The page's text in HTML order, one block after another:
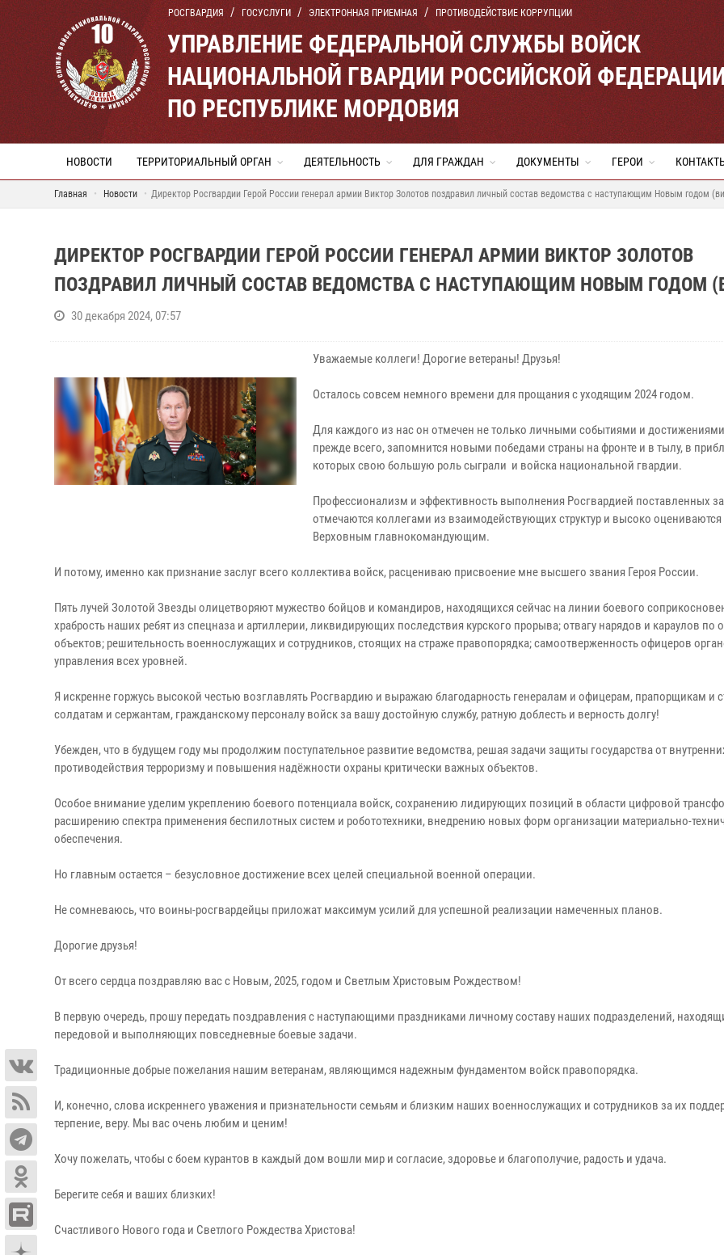
РОСГВАРДИЯ ГОСУСЛУГИ ЭЛЕКТРОННАЯ ПРИЕМНАЯ ПРОТИВОДЕЙСТВИЕ КОРРУПЦИИ
УПРАВЛЕНИЕ ФЕДЕРАЛЬНОЙ СЛУЖБЫ ВОЙСК
НАЦИОНАЛЬНОЙ ГВАРДИИ РОССИЙСКОЙ
ПО РЕСПУБЛИКЕ МОРДОВИЯ
НОВОСТИ ТЕРРИТОРИАЛЬНЫЙ ОРГАН ДЕЯТЕЛЬНОСТЬ ДЛЯ ГРАЖДАН ДОКУМЕНТЫ ГЕРОИ
Главная Новости Директор Росгвардии Герой России генерал армии Виктор Золотов поздравил личный состав ведомства с наступающим Новым годом
ДИРЕКТОР РОСГВАРДИИ ГЕРОЙ РОССИИ ГЕНЕРАЛ АРМИИ ВИКТОР ЗОЛОТОВ
ПОЗДРАВИЛ ЛИЧНЫЙ СОСТАВ ВЕДОМСТВА С НАСТУПАЮЩИМ НОВЫМ ГОДОМ
30 декабря 2024, 07:57
Уважаемые коллеги! Дорогие ветераны! Друзья!
Осталось совсем немного времени для прощания с уходящим 2024 годом.
Для каждого из нас он отмечен не только личными событиями и
прежде всего, запомнится новыми победами страны на фронте и в тылу, в
которых свою большую роль сыграли и войска национальной гвардии.
Профессионализм и эффективность выполнения Росгвардией поставленных
отмечаются коллегами из взаимодействующих структур и высоко оцениваются
Верховным главнокомандующим.
И потому, именно как признание заслуг всего коллектива войск, расцениваю присвоение мне высшего звания Героя России.
Пять лучей Золотой Звезды олицетворяют мужество бойцов и командиров, находящихся сейчас на линии боевого
храбрость наших ребят из спецназа и артиллерии, ликвидирующих последствия курского прорыва; отвагу нарядов и караулов по
объектов; решительность военнослужащих и сотрудников, стоящих на страже правопорядка; самоотверженность офицеров
управления всех уровней.
Я искренне горжусь высокой честью возглавлять Росгвардию и выражаю благодарность генералам и офицерам, прапорщикам и
солдатам и сержантам, гражданскому персоналу войск за вашу достойную службу, ратную доблесть и верность долгу!
Убежден, что в будущем году мы продолжим поступательное развитие ведомства, решая задачи защиты государства от
противодействия терроризму и повышения надёжности охраны критически важных объектов.
Особое внимание уделим укреплению боевого потенциала войск, сохранению лидирующих позиций в области цифровой
расширению спектра применения беспилотных систем и робототехники, внедрению новых форм организации материально-
обеспечения.
Но главным остается – безусловное достижение всех целей специальной военной операции.
Не сомневаюсь, что воины-росгвардейцы приложат максимум усилий для успешной реализации намеченных планов.
Дорогие друзья!
От всего сердца поздравляю вас с Новым, 2025, годом и Светлым Христовым Рождеством!
В первую очередь, прошу передать поздравления с наступающими праздниками личному составу наших подразделений,
передовой и выполняющих повседневные боевые задачи.
Традиционные добрые пожелания нашим ветеранам, являющимся надежным фундаментом войск правопорядка.
И, конечно, слова искреннего уважения и признательности семьям и близким наших военнослужащих и сотрудников за их
терпение, веру. Мы вас очень любим и ценим!
Хочу пожелать, чтобы с боем курантов в каждый дом вошли мир и согласие, здоровье и благополучие, радость и удача.
Берегите себя и ваших близких!
Счастливого Нового года и Светлого Рождества Христова!